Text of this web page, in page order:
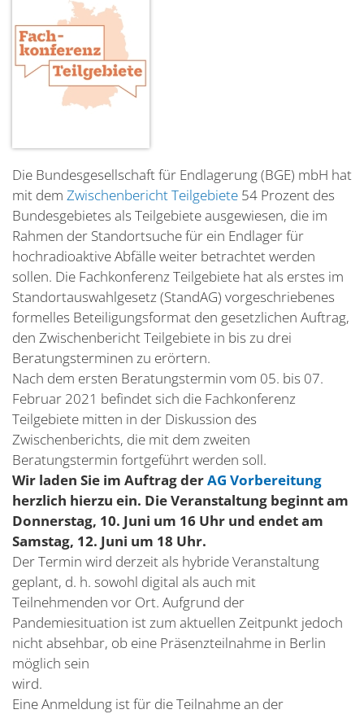
Die Bundesgesellschaft für Endlagerung (BGE) mbH hat
mit dem Zwischenbericht Teilgebiete 54 Prozent des
Bundesgebietes als Teilgebiete ausgewiesen, die im
Rahmen der Standortsuche für ein Endlager für
hochradioaktive Abfälle weiter betrachtet werden
sollen. Die Fachkonferenz Teilgebiete hat als erstes im
Standortauswahlgesetz (StandAG) vorgeschriebenes
formelles Beteiligungsformat den gesetzlichen Auftrag,
den Zwischenbericht Teilgebiete in bis zu drei
Beratungsterminen zu erörtern.
Nach dem ersten Beratungstermin vom 05. bis 07.
Februar 2021 befindet sich die Fachkonferenz
Teilgebiete mitten in der Diskussion des
Zwischenberichts, die mit dem zweiten
Beratungstermin fortgeführt werden soll.
Wir laden Sie im Auftrag derAG Vorbereitung
herzlich hierzu ein. Die Veranstaltung beginnt am
Donnerstag, 10. Juni um 16 Uhr und endet am
Samstag, 12. Juni um 18 Uhr.
Der Termin wird derzeit als hybride Veranstaltung
geplant, d. h. sowohl digital als auch mit
Teilnehmenden vor Ort. Aufgrund der
Pandemiesituation ist zum aktuellen Zeitpunkt jedoch
nicht absehbar, ob eine Präsenzteilnahme in Berlin
möglich sein
wird.
Eine Anmeldung ist für die Teilnahme an der